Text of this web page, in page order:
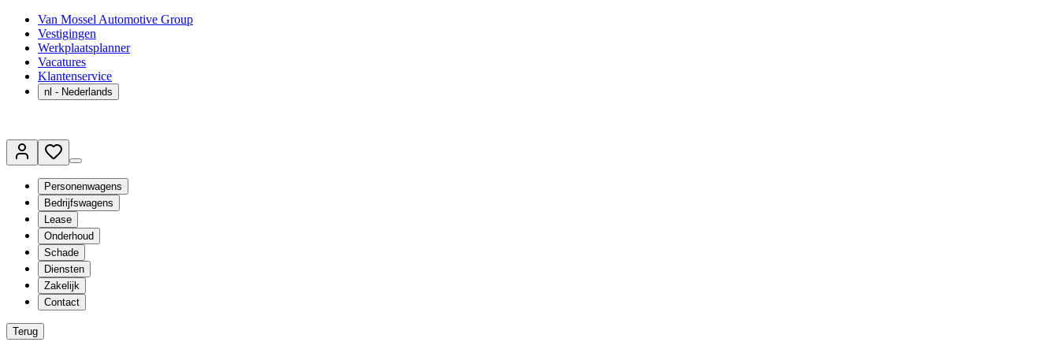
Van Mossel Automotive Group
Vestigingen
Werkplaatsplanner
Vacatures
Klantenservice
nl - Nederlands
Personenwagens
Bedrijfswagens
Lease
Onderhoud
Schade
Diensten
Zakelijk
Contact
Terug